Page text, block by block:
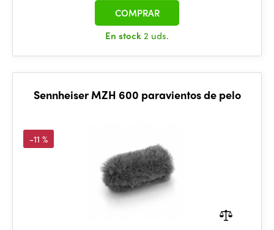
En stock2 uds.
COMPRAR
Sennheiser MZH 600 paravientos de pelo
-11 %